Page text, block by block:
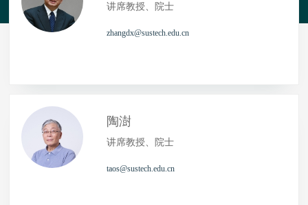
讲席教授、院士
zhangdx@sustech.edu.cn
陶澍
讲席教授、院士
taos@sustech.edu.cn